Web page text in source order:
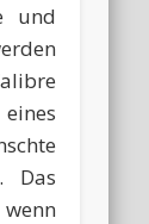
und
Das